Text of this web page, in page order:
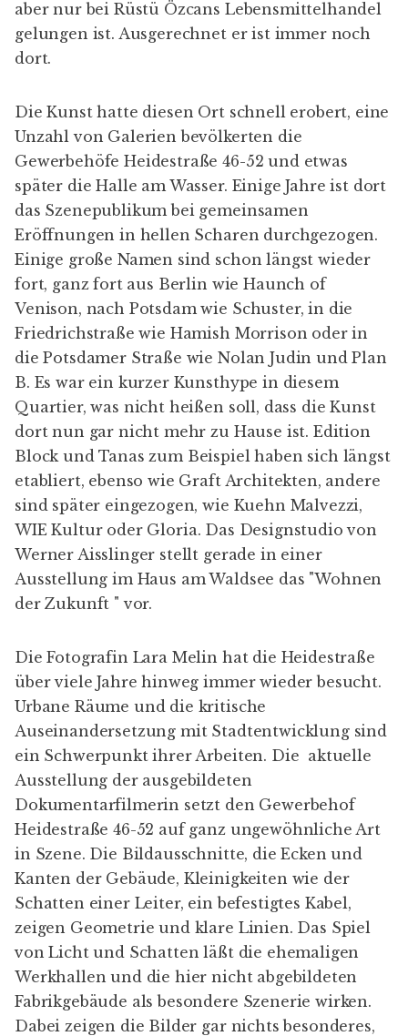
aber nur bei Rüstü Özcans Lebensmittelhandel
gelungen ist. Ausgerechnet er ist immer noch
dort.
Die Kunst hatte diesen Ort schnell erobert, eine
Unzahl von Galerien bevölkerten die
Gewerbehöfe Heidestraße 46-52 und etwas
später die Halle am Wasser. Einige Jahre ist dort
das Szenepublikum bei gemeinsamen
Eröffnungen in hellen Scharen durchgezogen.
Einige große Namen sind schon längst wieder
fort, ganz fort aus Berlin wieHaunch of
Venison, nach Potsdam wie Schuster, in die
Friedrichstraße wie Hamish Morrison oder in
die Potsdamer Straße wie Nolan Judin undPlan
B. Es war ein kurzer Kunsthype in diesem
Quartier, was nicht heißen soll, dass die Kunst
dort nun gar nicht mehr zu Hause ist. Edition
Block und Tanas zum Beispiel haben sich längst
etabliert, ebenso wie Graft Architekten, andere
sind später eingezogen, wie Kuehn Malvezzi,
WIE Kultur oder Gloria. Das Designstudio von
Werner Aisslinger stellt gerade in einer
Ausstellung im Haus am Waldsee das "Wohnen
der Zukunft " vor.
Die Fotografin Lara Melin hat die Heidestraße
über viele Jahre hinweg immer wieder besucht.
Urbane Räume und die kritische
Auseinandersetzung mit Stadtentwicklung sind
ein Schwerpunkt ihrer Arbeiten. Die aktuelle
Ausstellung der ausgebildeten
Dokumentarfilmerin setzt den Gewerbehof
Heidestraße 46-52 auf ganz ungewöhnliche Art
in Szene. Die Bildausschnitte, die Ecken und
Kanten der Gebäude, Kleinigkeiten wie der
Schatten einer Leiter, ein befestigtes Kabel,
zeigen Geometrie und klare Linien. Das Spiel
von Licht und Schatten läßt die ehemaligen
Werkhallen und die hier nicht abgebildeten
Fabrikgebäude als besondere Szenerie wirken.
Dabei zeigen die Bilder gar nichts besonderes,